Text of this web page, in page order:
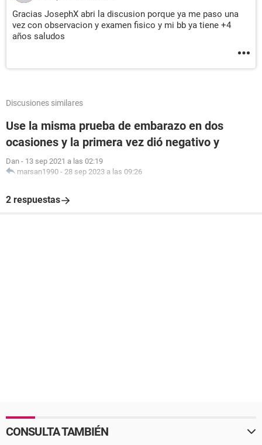
Gracias JosephX abri la discusion porque ya me paso una
vez con observacion y examen fisico y mi bb ya tiene +4
años saludos
Discusiones similares
Use la misma prueba de embarazo en dos
ocasiones y la primera vez dió negativo y
Dan - 13 sep 2021 a las 02:19
marsan1990 - 28 sep 2023 a las 09:26
2 respuestas
CONSULTA TAMBIÉN